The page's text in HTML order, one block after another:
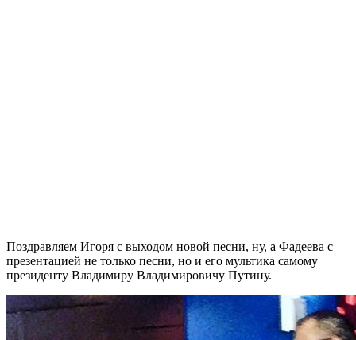
Поздравляем Игоря с выходом новой песни, ну, а Фадеева с
презентацией не только песни, но и его мультика самому
президенту Владимиру Владимировичу Путину.